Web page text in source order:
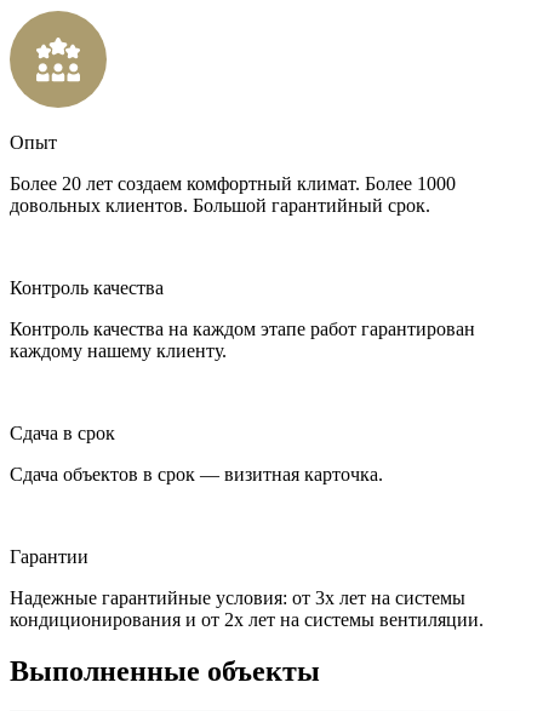
Опыт
Более 20 лет создаем комфортный климат. Более 1000
довольных клиентов. Большой гарантийный срок.
Контроль качества
Контроль качества на каждом этапе работ гарантирован
каждому нашему клиенту.
Сдача в срок
Сдача объектов в срок — визитная карточка.
Гарантии
Надежные гарантийные условия: от 3х лет на системы
кондиционирования и от 2х лет на системы вентиляции.
Выполненные объекты